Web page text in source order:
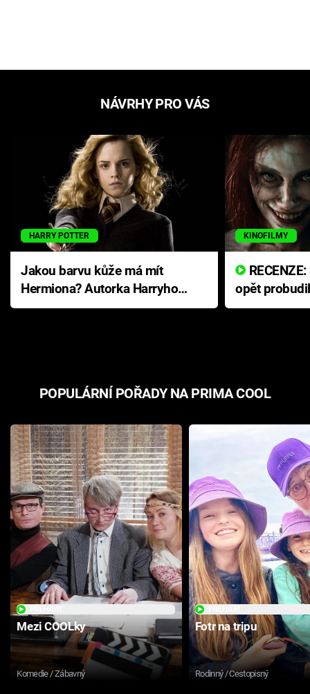
NÁVRHY PRO VÁS
HARRY POTTER
Jakou barvu kůže má mít
Hermiona? Autorka Harryho
Pottera přišla s ráznou
KINOFILMY
opět
přichází s
POPULÁRNÍ POŘADY NA PRIMA COOL
Mezi COOLky
Komedie / Zábavný
Fotr na tripu
Rodinný / Cestopisný